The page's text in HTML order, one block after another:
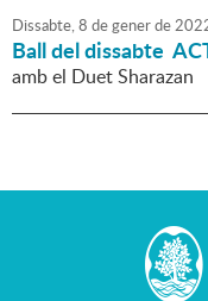
Dissabte,8 degenerde
Ball del dissabte
amb el Duet Sharazan